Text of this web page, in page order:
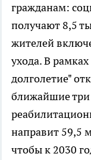
гражданам:
получают 8,5
жителей
ухода. В
долголетие"
ближайшие три
направит 59,5
чтобы к 2030